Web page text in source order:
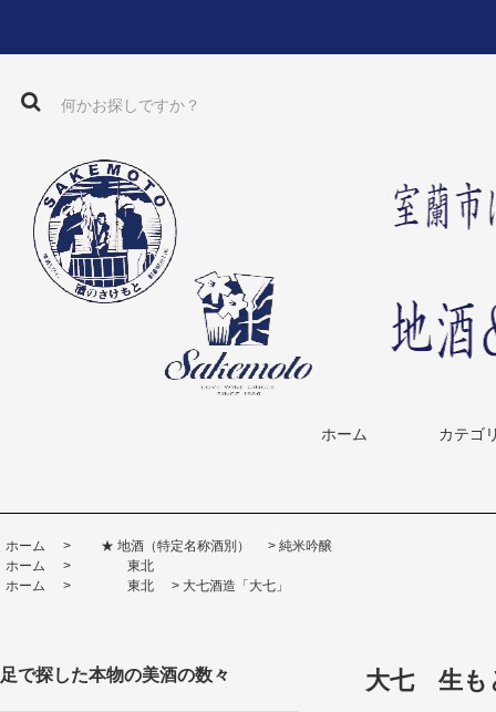
ホーム カテゴ
ホーム > ★ 地酒（特定名称酒別） > 純米吟醸
ホーム
>
東北
ホーム
> 東北 > 大七酒造「大七」
足で探した本物の美酒の数々 大七 生も